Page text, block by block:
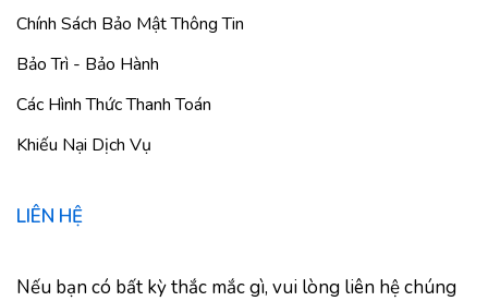
Chính Sách Bảo Mật Thông Tin
Bảo Trì - Bảo Hành
Các Hình Thức Thanh Toán
Khiếu Nại Dịch Vụ
LIÊN HỆ
Nếu bạn có bất kỳ thắc mắc gì, vui lòng liên hệ chúng